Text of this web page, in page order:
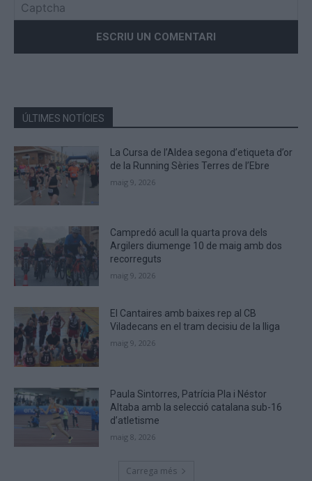
the
the
CAPTCHA
to
verify
that
you
ÚLTIMES NOTÍCIES
La Cursa de l’Aldea segona d’etiqueta d’or
de la Running Sèries Terres de l’Ebre
maig 9, 2026
Campredó acull la quarta prova dels
Argilers diumenge 10 de maig amb dos
recorreguts
maig 9, 2026
El Cantaires amb baixes rep al CB
Viladecans en el tram decisiu de la lliga
maig 9, 2026
Paula Sintorres, Patrícia Pla i Néstor
Altaba amb la selecció catalana sub-16
d’atletisme
maig 8, 2026
Carrega més